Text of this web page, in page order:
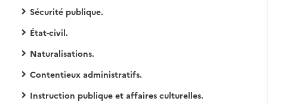
Sécurité publique.
État-civil.
Naturalisations.
Contentieux administratifs.
Instruction publique et affaires culturelles.